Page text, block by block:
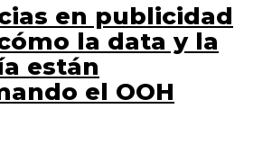
en publicidad
la data y la
están
el OOH